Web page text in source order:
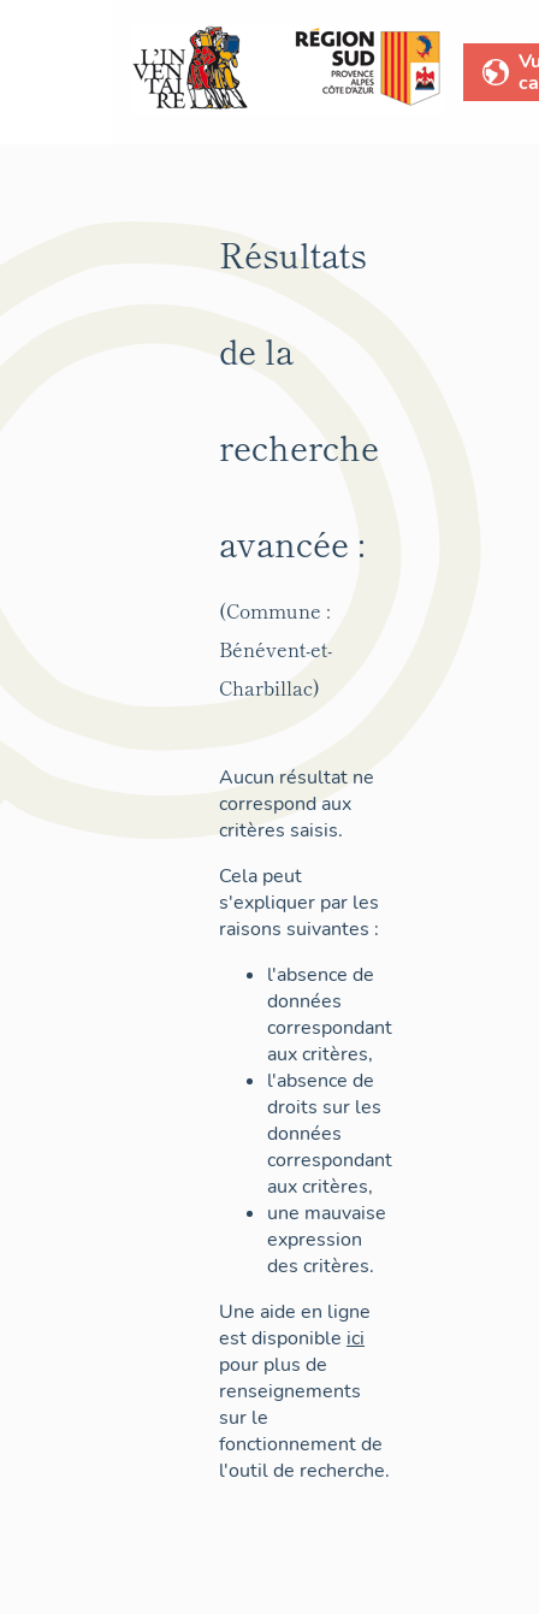
Résultats
de la
recherche
avancée :
(Commune :
Bénévent-et-
Charbillac)
Aucun résultat ne
correspond aux
critères saisis.
Cela peut
s'expliquer par les
raisons suivantes :
l'absence de
données
correspondant
aux critères,
l'absence de
droits sur les
données
correspondant
aux critères,
une mauvaise
expression
des critères.
Une aide en ligne
est disponible ici
pour plus de
renseignements
sur le
fonctionnement de
l'outil de recherche.